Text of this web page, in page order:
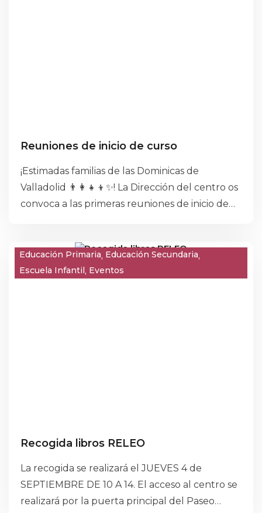
Reuniones de inicio de curso
¡Estimadas familias de las Dominicas de
Valladolid 👨‍👩‍👧‍👦✨! La Dirección del centro os
convoca a las primeras reuniones de inicio de
Educación Primaria Educación Secundaria
Escuela Infantil Eventos
Recogida libros RELEO
La recogida se realizará el JUEVES 4 de
SEPTIEMBRE DE 10 A 14. El acceso al centro se
realizará por la puerta principal del Paseo